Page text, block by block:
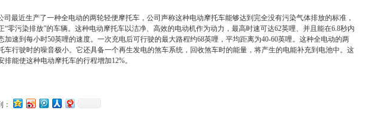
司最近生产了一种全电动的两轮轻便摩托车，公司声称这种电动摩托车能够达到完全没有污染气体排放的标准，
“零污染排放”的车辆。这种电动摩托车以洁净、高效的电动机作为动力，最高时速可达62英哩、并且能在6.8秒内
加速到每小时50英哩的速度。一次充电后可行驶的最大路程约68英哩，平均距离为40-60英哩。这种全电动的两
车行驶时的噪音极小。它还具备一个再生发电的煞车系统，回收煞车时的能量，将产生的电能补充到电池中。这
排能使这种电动摩托车的行程增加12%。
：